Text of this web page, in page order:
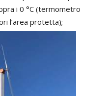
i 0 °C (termometro
l’area protetta);